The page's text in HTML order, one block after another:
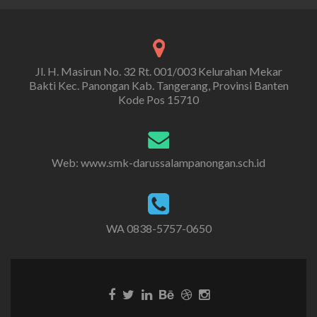
Jl. H. Masirun No. 32 Rt. 001/003 Kelurahan Mekar
Bakti Kec. Panongan Kab. Tangerang, Provinsi Banten
Kode Pos 15710
Web: www.smk-darussalampanongan.sch.id
WA 0838-5757-0650